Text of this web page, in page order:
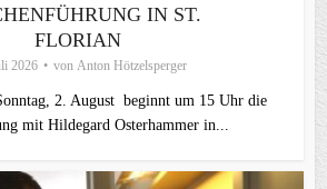
IN ST.
FLORIAN
2026 von Anton Hötzelsperger
2. August beginnt um 15 Uhr die
mit Hildegard Osterhammer in...